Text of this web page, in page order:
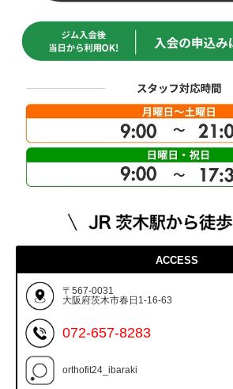
ACCESS
〒567-0031
大阪府茨木市春日1-16-63
072-657-8283
orthofit24_ibaraki